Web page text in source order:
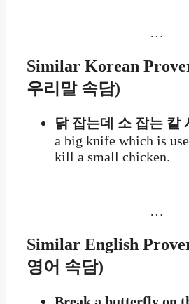
…
Similar Korean
우리말 속담)
닭 잡는데 소 잡는 칼
a big knife which is
kill a small chicken.
…
Similar English
영어 속담)
Break a butterfly on